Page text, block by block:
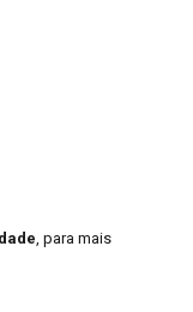
, para mais